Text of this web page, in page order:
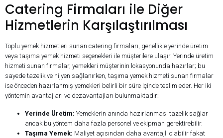
Catering Firmaları ile Diğer
Hizmetlerin Karşılaştırılması
Toplu yemek hizmetleri sunan catering firmaları, genellikle yerinde üretim
veya taşıma yemek hizmeti seçenekleri ile müşterilere ulaşır. Yerinde üretim
hizmeti sunan firmalar, yemekleri müşterinin lokasyonunda hazırlar; bu
sayede tazelik ve hijyen sağlanırken, taşıma yemek hizmeti sunan firmalar
ise önceden hazırlanmış yemekleri belirli bir süre içinde teslim eder. Her iki
yöntemin avantajları ve dezavantajları bulunmaktadır:
Yerinde Üretim: Yemeklerin anında hazırlanması tazelik sağlar
ancak bu yöntem daha fazla personel ve ekipman gerektirebilir.
Taşıma Yemek: Maliyet açısından daha avantajlı olabilir fakat